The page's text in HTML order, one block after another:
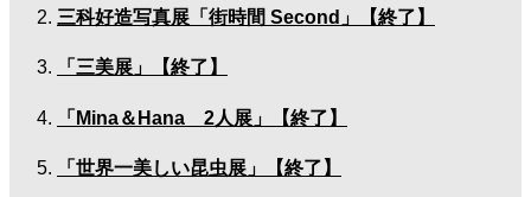
三科好造写真展「街時間 Second」【終了】
「三美展」【終了】
「Mina＆Hana 2人展」【終了】
「世界一美しい昆虫展」【終了】